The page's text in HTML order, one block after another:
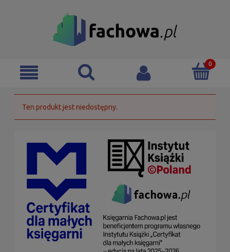
Ten produkt jest niedostępny.